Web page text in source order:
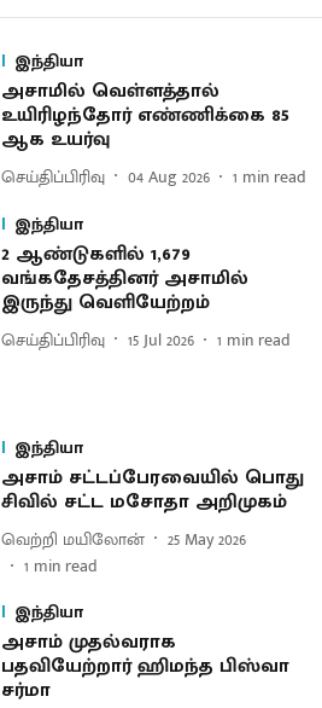
இந்தியா
அசாமில் வெள்ளத்தால்
உயிரிழந்தோர் எண்ணிக்கை 85
ஆக உயர்வு
செய்திப்பிரிவு 04 Aug 2026 1 min read
இந்தியா
2 ஆண்டுகளில் 1,679
வங்கதேசத்தினர் அசாமில்
இருந்து வெளியேற்றம்
செய்திப்பிரிவு 15 Jul 2026 1 min read
இந்தியா
அசாம் சட்டப்பேரவையில் பொது
சிவில் சட்ட மசோதா அறிமுகம்
வெற்றி மயிலோன்
25 May 2026
1 min read
இந்தியா
அசாம் முதல்வராக
பதவியேற்றார் ஹிமந்த பிஸ்வா
சர்மா